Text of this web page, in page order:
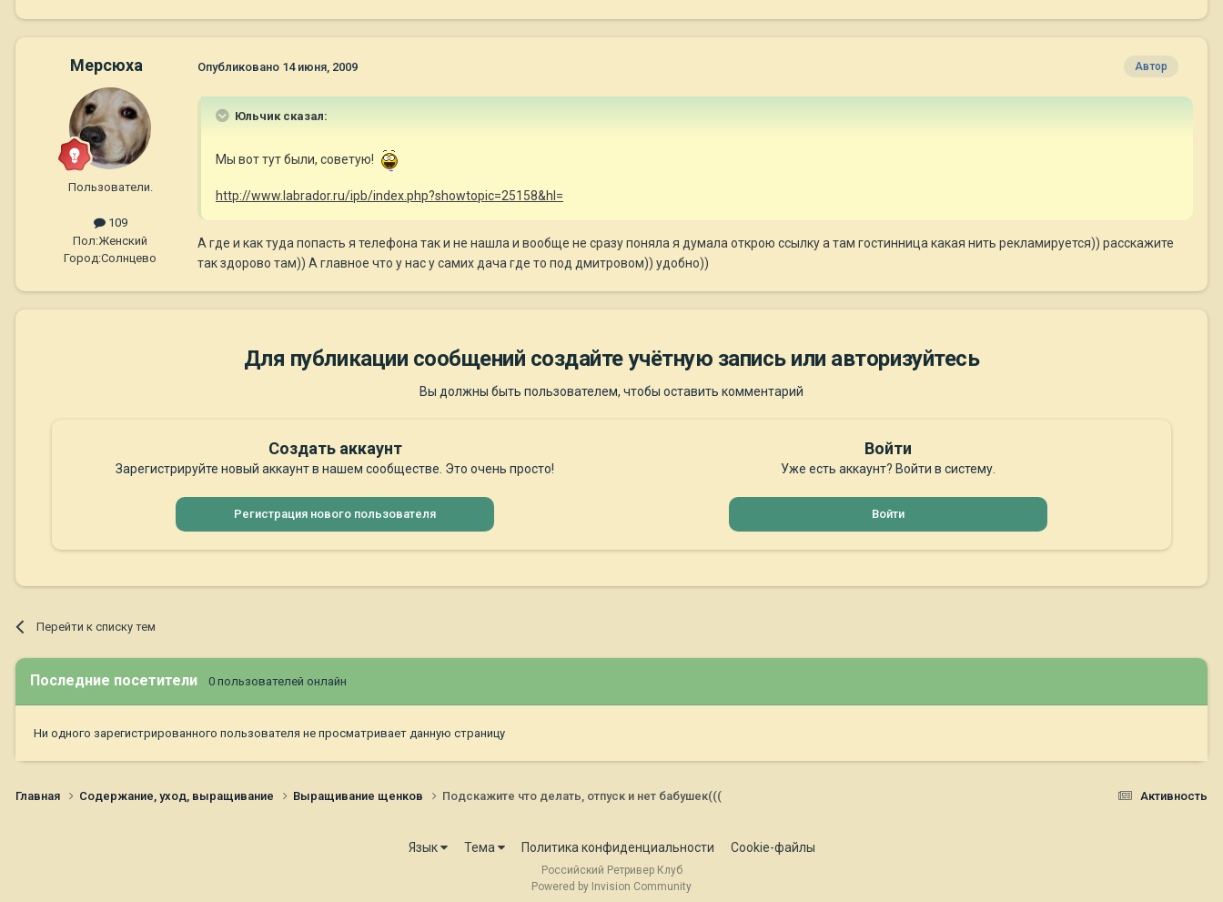
Мерсюха
Пользователи.
109
Пол:Женский
Город:Солнцево
Автор
Опубликовано 14 июня, 2009
Юльчик сказал:
Мы вот тут были, советую!
http://www.labrador.ru/ipb/index.php?showtopic=25158&hl=
А где и как туда попасть я телефона так и не нашла и вообще не сразу поняла я думала открою ссылку а там гостинница какая нить рекламируется)) расскажите
так здорово там)) А главное что у нас у самих дача где то под дмитровом)) удобно))
Для публикации сообщений создайте учётную запись или авторизуйтесь
Вы должны быть пользователем, чтобы оставить комментарий
Создать аккаунт
Зарегистрируйте новый аккаунт в нашем сообществе. Это очень просто!
Регистрация нового пользователя
Войти
Уже есть аккаунт? Войти в систему.
Войти
Перейти к списку тем
Последние посетители 0 пользователей онлайн
Ни одного зарегистрированного пользователя не просматривает данную страницу
Активность
Главная Содержание, уход, выращивание Выращивание щенков Подскажите что делать, отпуск и нет бабушек(((
Язык Тема Политика конфиденциальности Cookie-файлы
Российский Ретривер Клуб
Powered by Invision Community